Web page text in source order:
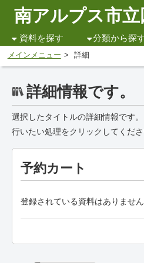
南アルプス市立
資料を探す 分類から探
メインメニュー 詳細
詳細情報です。
選択したタイトルの詳細情報です。
行いたい処理をクリックしてくださ
予約カート
登録されている資料はありません